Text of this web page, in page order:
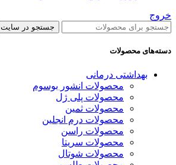
خروج
جستجو در سایت
دسته‌های محصولات
بهداشتی درمانی
محصولات انشور بوسوم
محصولات پلی ژل
محصولات ثمین
محصولات درم انجلین
محصولات راسن
محصولات سریتا
محصولات شوتال